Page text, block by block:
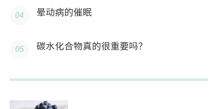
晕动病的催眠
碳水化合物真的很重要吗？